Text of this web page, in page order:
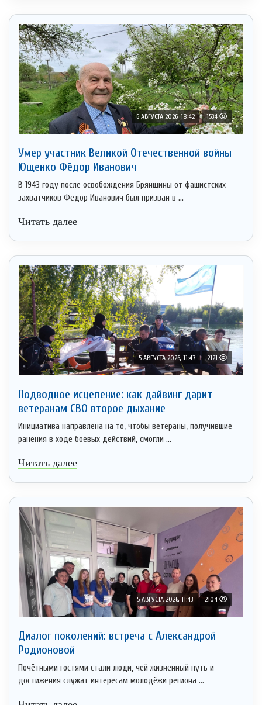
6 АВГУСТА 2026, 18:42 1534
Умер участник Великой Отечественной войны
Ющенко Фёдор Иванович
В 1943 году после освобождения Брянщины от фашистских
захватчиков Федор Иванович был призван в ...
Читать далее
5 АВГУСТА 2026, 11:47 2121
Подводное исцеление: как дайвинг дарит
ветеранам СВО второе дыхание
Инициатива направлена на то, чтобы ветераны, получившие
ранения в ходе боевых действий, смогли ...
Читать далее
5 АВГУСТА 2026, 11:43 2104
Диалог поколений: встреча с Александрой
Родионовой
Почётными гостями стали люди, чей жизненный путь и
достижения служат интересам молодёжи региона ...